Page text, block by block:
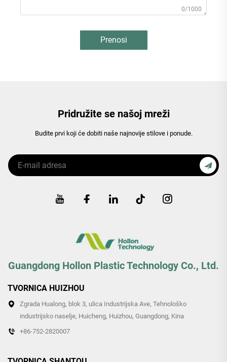
0/1000
Prenosi
Pridružite se našoj mreži
Budite prvi koji će dobiti naše najnovije stilove i ponude.
Guangdong Hollon Plastic Technology Co., Ltd.
TVORNICA HUIZHOU
Zgrada Hualong, blok 3, ulica Industrijska Ave, Tehnološko
industrijsko naselje, Huicheng, Huizhou, Guangdong, Kina
+86-752-2820007